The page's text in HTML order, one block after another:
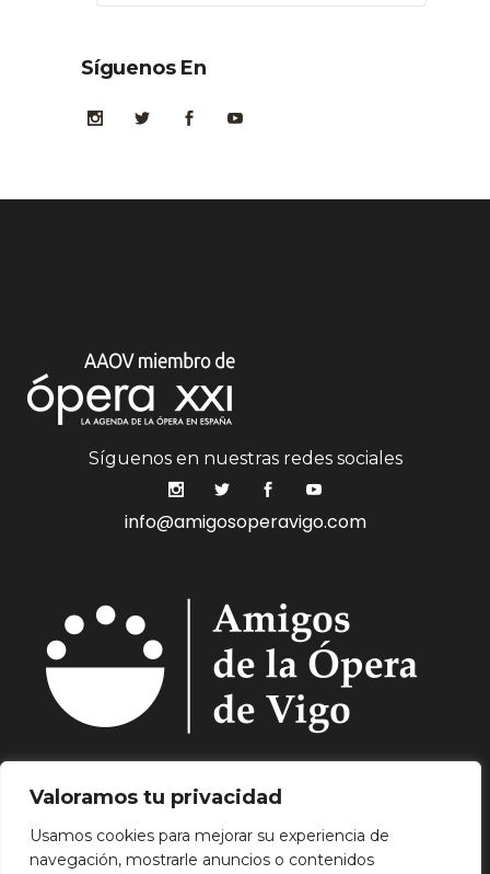
Valoramos tu privacidad
Usamos cookies para mejorar su experiencia de
navegación, mostrarle anuncios o contenidos
Síguenos En
Síguenos en nuestras redes sociales
info@amigosoperavigo.com
Quiénes Somos. Asóciate.
Contacto.